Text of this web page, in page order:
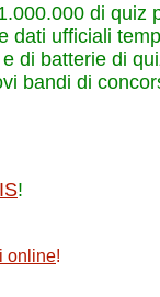
di quiz
dati ufficiali
di batterie di
bandi di
!
online!